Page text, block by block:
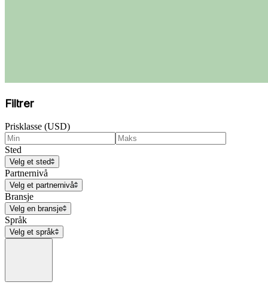
Filtrer
Prisklasse (USD)
Sted
Velg et sted
Partnernivå
Velg et partnernivå
Bransje
Velg en bransje
Språk
Velg et språk